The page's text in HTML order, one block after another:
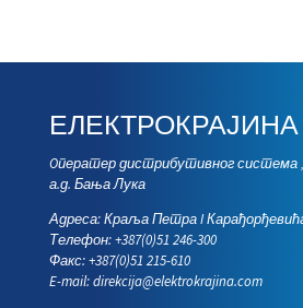
ЕЛЕКТРОКРАЈИНА
Oператер дистрибутивног система
а.д. Бања Лука
Адреса: Краља Петра I
Телефон: +387(0)51 246-300
Факс: +387(0)51 215-610
E-mail:direkcija@elektrokrajina.com